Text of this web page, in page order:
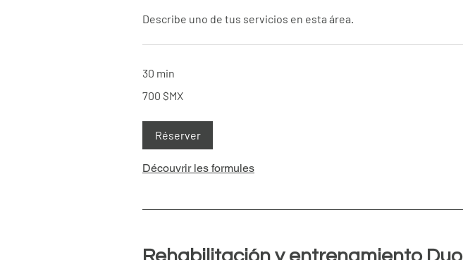
Describe uno de tus servicios en esta área.
30 min
pesos
700 $MX
Réserver
Découvrir les formules